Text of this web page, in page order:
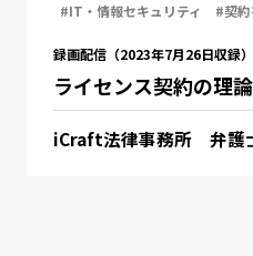
#IT・情報セキュリティ
#契
録画配信（2023年7月26日収録）
ライセンス契約の理
iCraft法律事務所 弁護